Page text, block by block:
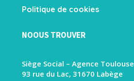
Politique de cookies
NOOUS TROUVER
Siège Social – Agence Toulouse
93 rue du Lac, 31670 Labège